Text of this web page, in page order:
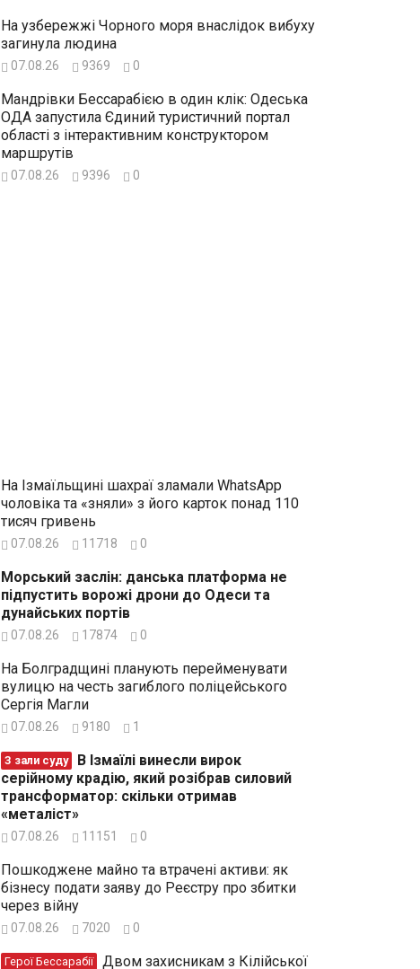
На узбережжі Чорного моря внаслідок вибуху
загинула людина
07.08.26 9369 0
Мандрівки Бессарабією в один клік: Одеська
ОДА запустила Єдиний туристичний портал
області з інтерактивним конструктором
маршрутів
07.08.26 9396 0
На Ізмаїльщині шахраї зламали WhatsApp
чоловіка та «зняли» з його карток понад 110
тисяч гривень
07.08.26 11718 0
Морський заслін: данська платформа не
підпустить ворожі дрони до Одеси та
дунайських портів
07.08.26 17874 0
На Болградщині планують перейменувати
вулицю на честь загиблого поліцейського
Сергія Магли
07.08.26 9180 1
З зали суду
серійному крадію, який розібрав силовий
трансформатор: скільки отримав
«металіст»
07.08.26 11151 0
Пошкоджене майно та втрачені активи: як
бізнесу подати заяву до Реєстру про збитки
через війну
07.08.26 7020 0
Герої Бессарабії